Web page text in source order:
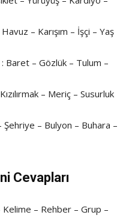
– Karışım – İşçi – Yaş
Baret – Gözlük – Tulum –
– Meriç – Susurluk
– Bulyon – Buhara –
Cevapları
– Rehber – Grup –